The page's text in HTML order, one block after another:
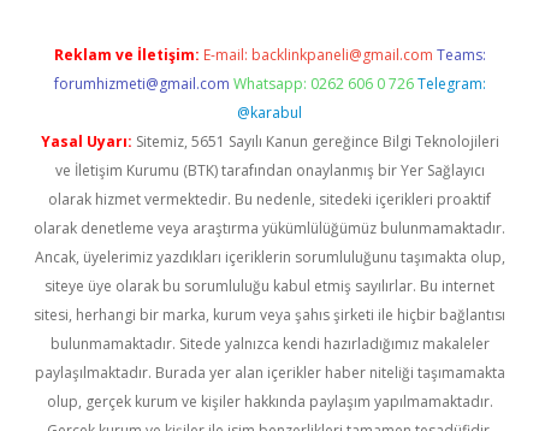
Reklam ve İletişim: E-mail: backlinkpaneli@gmail.com Teams:
forumhizmeti@gmail.com Whatsapp: 0262 606 0 726 Telegram:
@karabul
Yasal Uyarı: Sitemiz, 5651 Sayılı Kanun gereğince Bilgi Teknolojileri
ve İletişim Kurumu (BTK) tarafından onaylanmış bir Yer Sağlayıcı
olarak hizmet vermektedir. Bu nedenle, sitedeki içerikleri proaktif
olarak denetleme veya araştırma yükümlülüğümüz bulunmamaktadır.
Ancak, üyelerimiz yazdıkları içeriklerin sorumluluğunu taşımakta olup,
siteye üye olarak bu sorumluluğu kabul etmiş sayılırlar. Bu internet
sitesi, herhangi bir marka, kurum veya şahıs şirketi ile hiçbir bağlantısı
bulunmamaktadır. Sitede yalnızca kendi hazırladığımız makaleler
paylaşılmaktadır. Burada yer alan içerikler haber niteliği taşımamakta
olup, gerçek kurum ve kişiler hakkında paylaşım yapılmamaktadır.